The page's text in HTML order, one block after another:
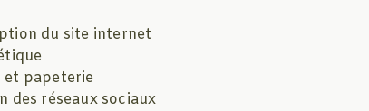
du site internet
et papeterie
des réseaux sociaux